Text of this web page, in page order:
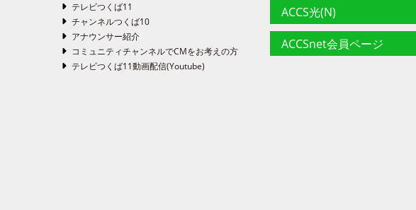
テレビつくば11
チャンネルつくば10
アナウンサー紹介
コミュニティチャンネルでCMをお考えの方
テレビつくば11動画配信(Youtube)
ACCS光(N)
ACCSnet会員ページ